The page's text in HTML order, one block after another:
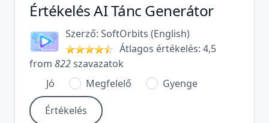
ÉrtékelésAI Tánc Generátor
Szerző: SoftOrbits (English)
Átlagos értékelés: 4,5
from 822szavazatok
Jó
Megfelelő Gyenge